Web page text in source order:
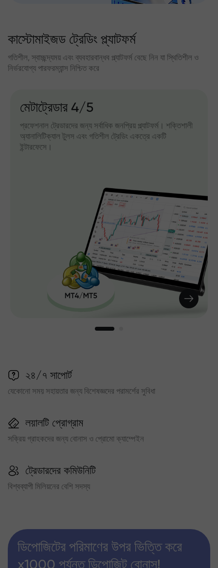
কাস্টোমাইজড ট্রেডিং প্ল্যাটফর্ম
গতিশীল, স্বাচ্ছন্দ্যময় এবং ব্যবহারবান্ধব প্ল্যাটফর্ম বেছে নিন যা স্থিতিশীল ও
নির্ভরযোগ্য পারফরম্যান্স নিশ্চিত করে
মেটাট্রেডার 4/5
প্রফেশনাল ট্রেডারদের জন্য সর্বাধিক জনপ্রিয় প্ল্যাটফর্ম। শক্তিশালী
অ্যানালিটিক্যাল টুলস এবং গতিশীল ট্রেডিং একত্রে একটি
ইন্টারফেসে।
২৪/৭ সাপোর্ট
যেকোনো সময় সহায়তার জন্য বিশেষজ্ঞদের পরামর্শের সুবিধা
লয়ালটি প্রোগ্রাম
সক্রিয় গ্রাহকদের জন্য বোনাস ও প্রোমো ক্যাম্পেইন
ট্রেডারদের কমিউনিটি
বিশ্বব্যাপী মিলিয়নের বেশি সদস্য
ডিপোজিটের পরিমাণের উপর ভিত্তি করে
x1000 পর্যন্ত ডিপোজিট বোনাস!